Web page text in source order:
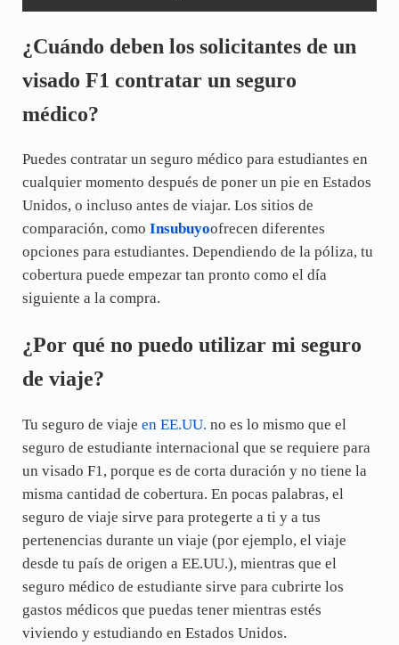
¿Cuándo deben los solicitantes de un
visado F1 contratar un seguro
médico?
Puedes contratar un seguro médico para estudiantes en
cualquier momento después de poner un pie en Estados
Unidos, o incluso antes de viajar. Los sitios de
comparación, como Insubuyoofrecen diferentes
opciones para estudiantes. Dependiendo de la póliza, tu
cobertura puede empezar tan pronto como el día
siguiente a la compra.
¿Por qué no puedo utilizar mi seguro
de viaje?
Tu seguro de viaje en EE.UU. no es lo mismo que el
seguro de estudiante internacional que se requiere para
un visado F1, porque es de corta duración y no tiene la
misma cantidad de cobertura. En pocas palabras, el
seguro de viaje sirve para protegerte a ti y a tus
pertenencias durante un viaje (por ejemplo, el viaje
desde tu país de origen a EE.UU.), mientras que el
seguro médico de estudiante sirve para cubrirte los
gastos médicos que puedas tener mientras estés
viviendo y estudiando en Estados Unidos.